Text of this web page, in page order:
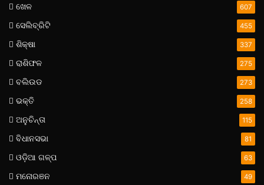
ଖେଳ 607
ସେଲିବ୍ରିଟି 455
ଶିକ୍ଷା 337
ରାଶିଫଳ 275
ବଲିଉଡ 273
ଭକ୍ତି 258
ଅନୁଚିନ୍ତା 115
ବିଧାନସଭା 81
ଓଡ଼ିଆ ଗଳ୍ପ 63
ମନୋରଞନ 49